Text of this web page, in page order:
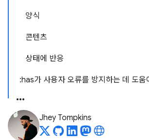
양식
콘텐츠
상태에 반응
:has가 사용자 오류를 방지하는 데 도움
Jhey Tompkins